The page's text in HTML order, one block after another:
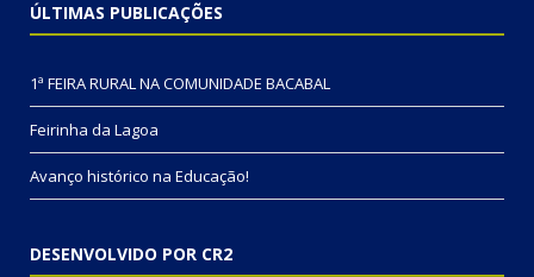
ÚLTIMAS PUBLICAÇÕES
1ª FEIRA RURAL NA COMUNIDADE BACABAL
Feirinha da Lagoa
Avanço histórico na Educação!
DESENVOLVIDO POR CR2